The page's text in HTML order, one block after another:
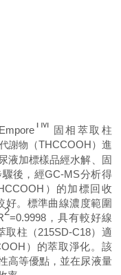
TM
固相萃取柱
謝物 （THCCOOH） 進
液加標樣品經水解、固
驟後，經GC-MS分析得
） 的加標回收
好。標準曲線濃度範圍
2
=0.9998，具有較好線
取柱（215SD-C18） 適
）的萃取淨化。 該
高等優點，並在尿液量